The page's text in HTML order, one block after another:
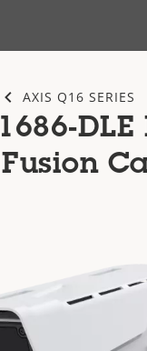
AXIS Q16 SERIES
DLE